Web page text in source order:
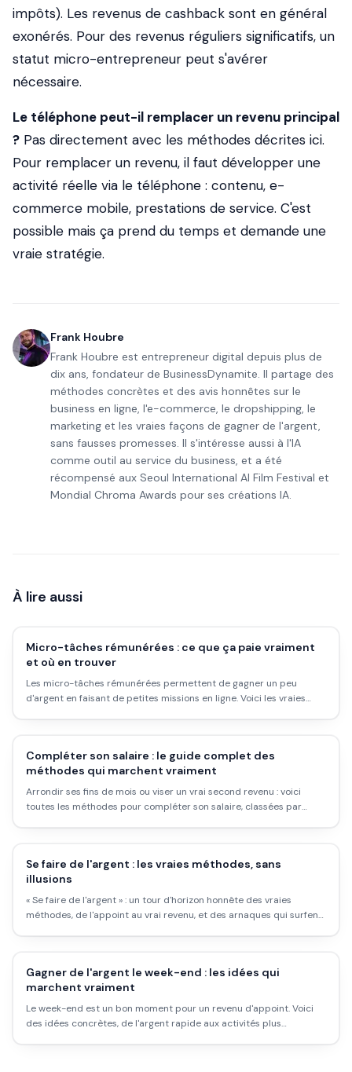
impôts). Les revenus de cashback sont en général
exonérés. Pour des revenus réguliers significatifs, un
statut micro-entrepreneur peut s'avérer
nécessaire.
Le téléphone peut-il remplacer un revenu principal
? Pas directement avec les méthodes décrites ici.
Pour remplacer un revenu, il faut développer une
activité réelle via le téléphone : contenu, e-
commerce mobile, prestations de service. C'est
possible mais ça prend du temps et demande une
vraie stratégie.
Frank Houbre
Frank Houbre est entrepreneur digital depuis plus de
dix ans, fondateur de BusinessDynamite. Il partage des
méthodes concrètes et des avis honnêtes sur le
business en ligne, l'e-commerce, le dropshipping, le
marketing et les vraies façons de gagner de l'argent,
sans fausses promesses. Il s'intéresse aussi à l'IA
comme outil au service du business, et a été
récompensé aux Seoul International AI Film Festival et
Mondial Chroma Awards pour ses créations IA.
À lire aussi
Micro-tâches rémunérées : ce que ça paie vraiment
et où en trouver
Les micro-tâches rémunérées permettent de gagner un peu
d'argent en faisant de petites missions en ligne. Voici les vraies
Compléter son salaire : le guide complet des
méthodes qui marchent vraiment
Arrondir ses fins de mois ou viser un vrai second revenu : voici
toutes les méthodes pour compléter son salaire, classées par
Se faire de l'argent : les vraies méthodes, sans
illusions
« Se faire de l'argent » : un tour d'horizon honnête des vraies
méthodes, de l'appoint au vrai revenu, et des arnaques qui surfent
Gagner de l'argent le week-end : les idées qui
marchent vraiment
Le week-end est un bon moment pour un revenu d'appoint. Voici
des idées concrètes, de l'argent rapide aux activités plus